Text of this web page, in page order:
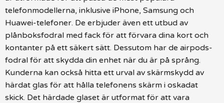
telefonmodellerna, inklusive iPhone, Samsung och
Huawei-telefoner. De erbjuder även ett utbud av
plånboksfodral med fack för att förvara dina kort och
kontanter på ett säkert sätt. Dessutom har de airpods-
fodral för att skydda din enhet när du är på språng.
Kunderna kan också hitta ett urval av skärmskydd av
härdat glas för att hålla telefonens skärm i oskadat
skick. Det härdade glaset är utformat för att vara